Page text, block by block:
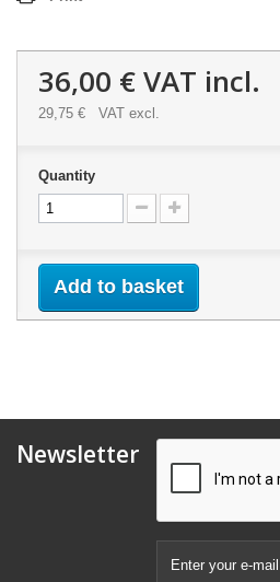
36,00 €VAT incl.
29,75 € VAT excl.
Quantity
Add to basket
Newsletter